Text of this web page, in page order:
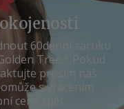
60denní záruku
Tree.* Pokud
prosím náš
s vrácením
ceny zpět.